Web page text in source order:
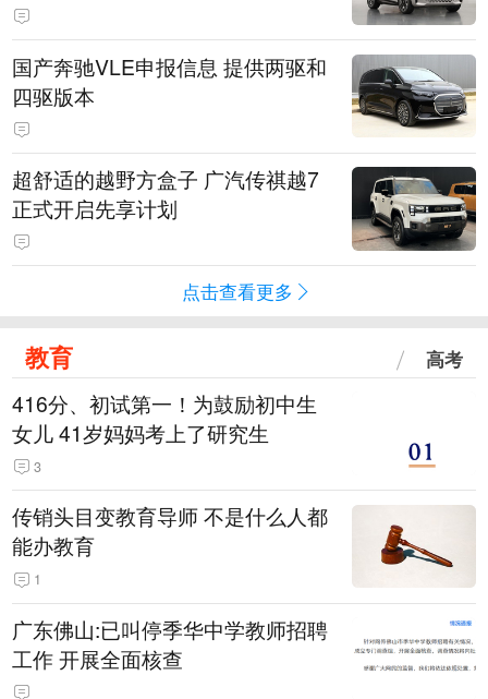
国产奔驰VLE申报信息 提供两驱和
四驱版本
超舒适的越野方盒子 广汽传祺越7
正式开启先享计划
点击查看更多
教育 高考
416分、初试第一！为鼓励初中生
女儿 41岁妈妈考上了研究生
3
传销头目变教育导师 不是什么人都
能办教育
1
广东佛山:已叫停季华中学教师招聘
工作 开展全面核查